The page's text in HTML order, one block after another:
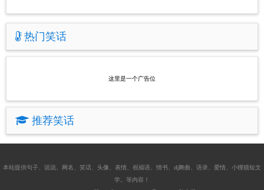
热门笑话
这里是一个广告位
推荐笑话
本站提供句子、 说说、 网名、 笑话、 头像、 表情、 祝福语、 情书、 dj舞曲、 语录、 爱情、 小狸猫短文
学。等内容！